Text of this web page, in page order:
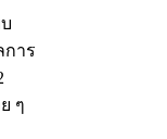
การ
ๆ